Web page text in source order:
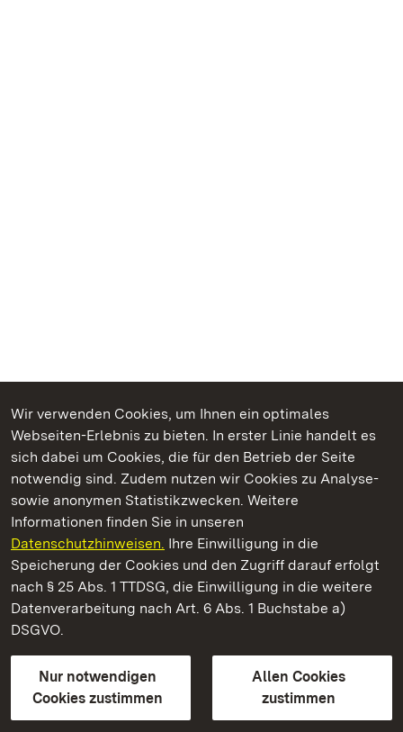
Wir verwenden Cookies, um Ihnen ein optimales
Webseiten-Erlebnis zu bieten. In erster Linie handelt es
sich dabei um Cookies, die für den Betrieb der Seite
notwendig sind. Zudem nutzen wir Cookies zu Analyse-
sowie anonymen Statistikzwecken. Weitere
Informationen finden Sie in unseren
Datenschutzhinweisen. Ihre Einwilligung in die
Speicherung der Cookies und den Zugriff darauf erfolgt
nach § 25 Abs. 1 TTDSG, die Einwilligung in die weitere
Datenverarbeitung nach Art. 6 Abs. 1 Buchstabe a)
DSGVO.
Nur notwendigen
Cookies zustimmen
Allen Cookies
zustimmen
Kommen. Staunen. Genießen.
Kloster und Schloss Salem
Staatliche Schlösser und Gärten Baden-Württemberg
Kontakt
GebärdenspracheLeichte Sprache
Erklärung zur Barrierefreiheit
BITV-konform (geprüfte Seiten)